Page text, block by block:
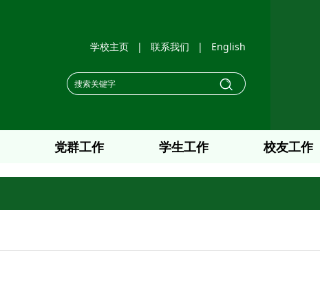
学校主页 | 联系我们 | English
党群工作 学生工作 校友工作